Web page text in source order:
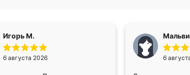
Игорь М.
6 августа 2026 6